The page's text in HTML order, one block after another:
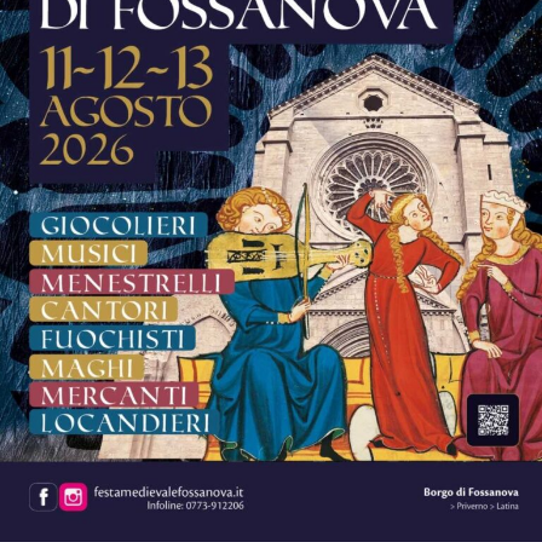
La musica continuerà poi ad essere protagonista sui tre
palchi della festa.
Sul palco delGrappa Jazz Festivalsalirà ilLuca
Mannutza & Paolo Recchia Duo,raffinata formazione
composta da pianoforte e sassofono contralto, mentre
domenica 9 agosto il festival chiuderà con il Jordan
Corda 5et, formazione guidata dal vibrafonista Jordan
Corda insieme a Filippo Bianchini, Dario Rogato
(direttore artistico del Grappa Jazz Festival), Luca
Bulgarelli e Sasha Mashin.